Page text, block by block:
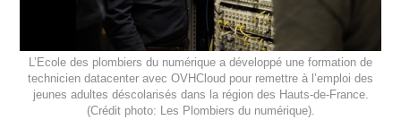
L’Ecole des plombiers du numérique a développé une formation de
technicien datacenter avec OVHCloud pour remettre à l’emploi des
jeunes adultes déscolarisés dans la région des Hauts-de-France.
(Crédit photo: Les Plombiers du numérique).